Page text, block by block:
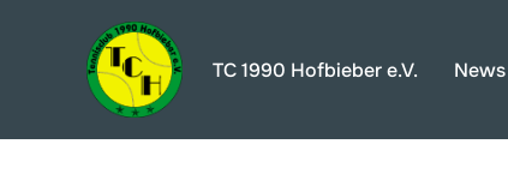
TC 1990 Hofbieber e.V. News